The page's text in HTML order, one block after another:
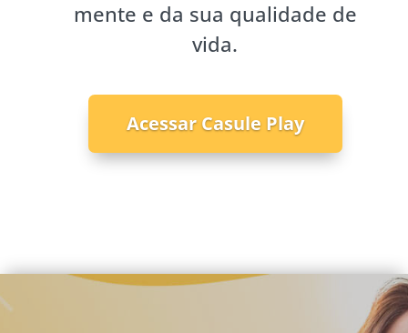
mente e da sua qualidade de
vida.
Acessar Casule Play